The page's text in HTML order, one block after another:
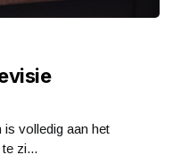
is volledig aan het
zi...